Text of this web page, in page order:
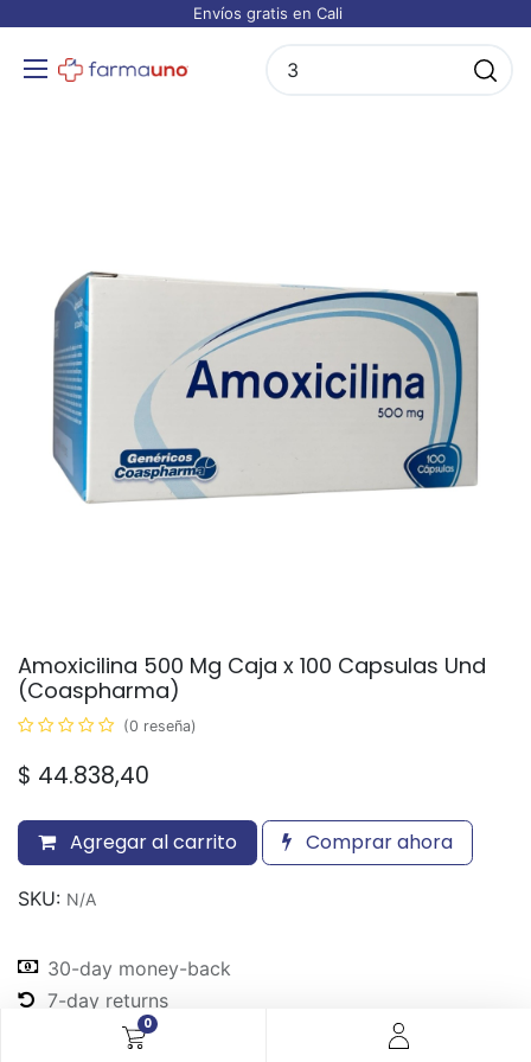
0
Envíos gratis en Cali
Amoxicilina 500 Mg Caja x 100 Capsulas Und
(Coaspharma)
(0 reseña)
$ 44.838,40
Agregar al carrito Comprar ahora
SKU: N/A
30-day money-back
7-day returns
Shipping: 2-3 Days